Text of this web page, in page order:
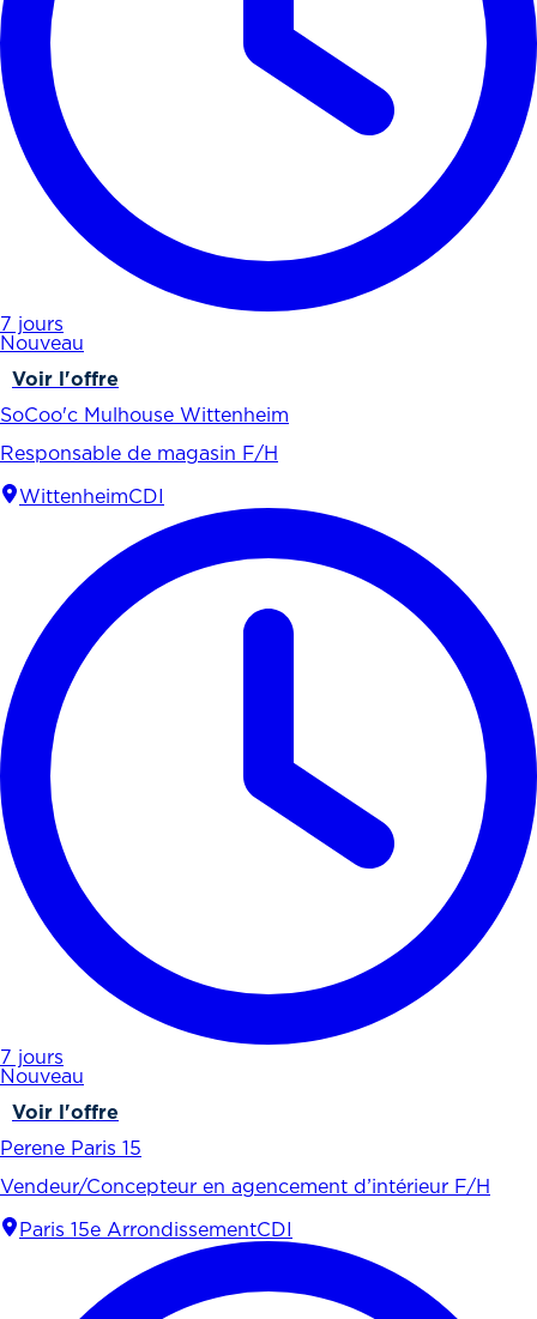
7 jours
Nouveau
Voir l'offre
SoCoo'c Mulhouse Wittenheim
Responsable de magasin F/H
WittenheimCDI
7 jours
Nouveau
Voir l'offre
Perene Paris 15
Vendeur/Concepteur en agencement d’intérieur F/H
Paris 15e ArrondissementCDI